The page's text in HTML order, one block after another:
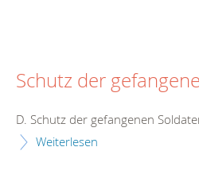
Schutz der
D. Schutz der gefangenen
Weiterlesen